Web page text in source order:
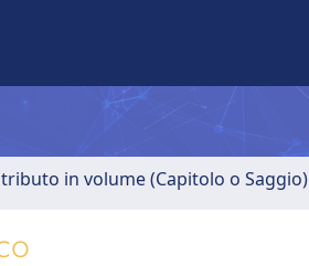
in volume (Capitolo o Saggio)